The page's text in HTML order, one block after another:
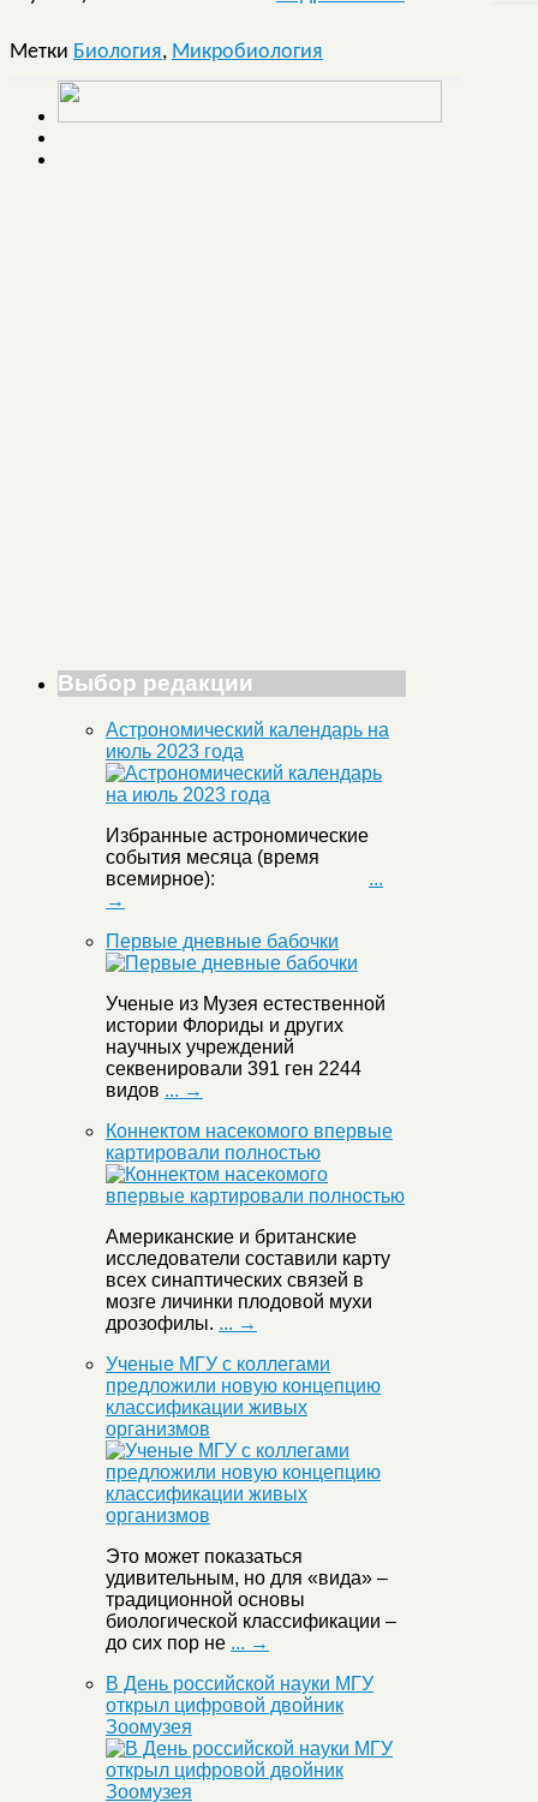
Метки Биология, Микробиология
Выбор редакции
Астрономический календарь на
июль 2023 года
Избранные астрономические
события месяца (время
всемирное): ...
→
Первые дневные бабочки
Ученые из Музея естественной
истории Флориды и других
научных учреждений
секвенировали 391 ген 2244
видов ... →
Коннектом насекомого впервые
картировали полностью
Американские и британские
исследователи составили карту
всех синаптических связей в
мозге личинки плодовой мухи
дрозофилы. ... →
Ученые МГУ с коллегами
предложили новую концепцию
классификации живых
организмов
Это может показаться
удивительным, но для «вида» –
традиционной основы
биологической классификации –
до сих пор не ... →
В День российской науки МГУ
открыл цифровой двойник
Зоомузея